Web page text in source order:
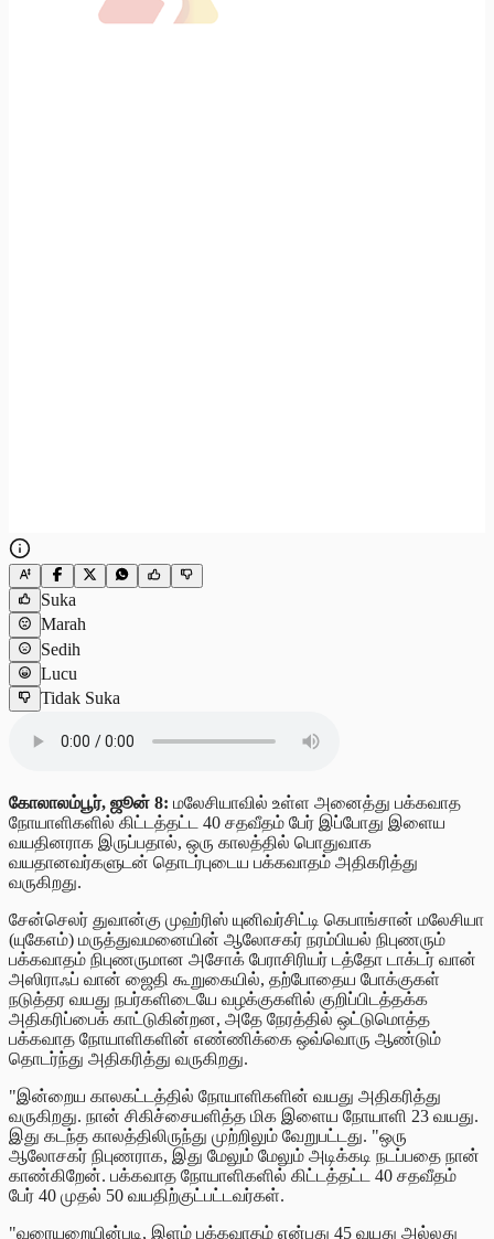
Suka
Marah
Sedih
Lucu
Tidak Suka
கோலாலம்பூர், ஜூன் 8: மலேசியாவில் உள்ள அனைத்து பக்கவாத
நோயாளிகளில் கிட்டத்தட்ட 40 சதவீதம் பேர் இப்போது இளைய
வயதினராக இருப்பதால், ஒரு காலத்தில் பொதுவாக
வயதானவர்களுடன் தொடர்புடைய பக்கவாதம் அதிகரித்து
வருகிறது.
சேன்செலர் துவான்கு முஹ்ரிஸ் யுனிவர்சிட்டி கெபாங்சான் மலேசியா
(யுகேஎம்) மருத்துவமனையின் ஆலோசகர் நரம்பியல் நிபுணரும்
பக்கவாதம் நிபுணருமான அசோக் பேராசிரியர் டத்தோ டாக்டர் வான்
அஸிராஃப் வான் ஜைதி கூறுகையில், தற்போதைய போக்குகள்
நடுத்தர வயது நபர்களிடையே வழக்குகளில் குறிப்பிடத்தக்க
அதிகரிப்பைக் காட்டுகின்றன, அதே நேரத்தில் ஒட்டுமொத்த
பக்கவாத நோயாளிகளின் எண்ணிக்கை ஒவ்வொரு ஆண்டும்
தொடர்ந்து அதிகரித்து வருகிறது.
"இன்றைய காலகட்டத்தில் நோயாளிகளின் வயது அதிகரித்து
வருகிறது. நான் சிகிச்சையளித்த மிக இளைய நோயாளி 23 வயது.
இது கடந்த காலத்திலிருந்து முற்றிலும் வேறுபட்டது. "ஒரு
ஆலோசகர் நிபுணராக, இது மேலும் மேலும் அடிக்கடி நடப்பதை நான்
காண்கிறேன். பக்கவாத நோயாளிகளில் கிட்டத்தட்ட 40 சதவீதம்
பேர் 40 முதல் 50 வயதிற்குட்பட்டவர்கள்.
"வரையறையின்படி, இளம் பக்கவாதம் என்பது 45 வயது அல்லது